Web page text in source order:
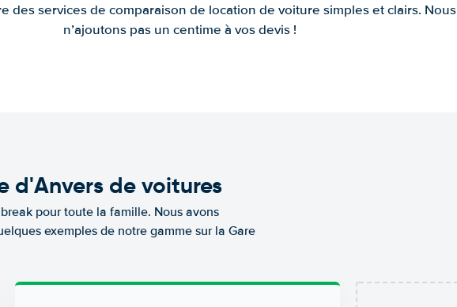
des services de comparaison de location de voiture simples et clairs. Nous
n’ajoutons pas un centime à vos devis !
d'Anvers de voitures
pour toute la famille. Nous avons
exemples de notre gamme sur la Gare